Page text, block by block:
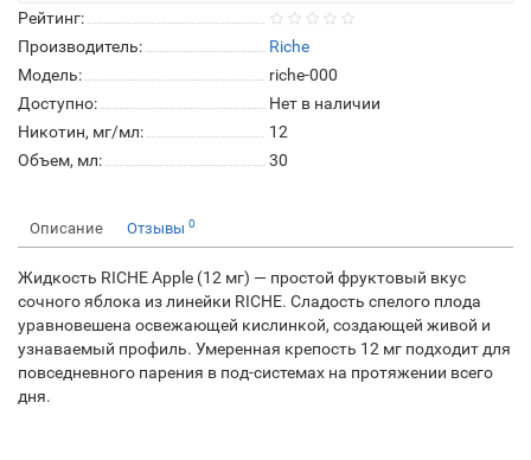
Рейтинг:
Производитель:
Riche
Модель:
riche-000
Доступно:
Нет в наличии
Никотин, мг/мл:
12
Объем, мл:
30
Описание Отзывы 0
Жидкость RICHE Apple (12 мг) — простой фруктовый вкус
сочного яблока из линейки RICHE. Сладость спелого плода
уравновешена освежающей кислинкой, создающей живой и
узнаваемый профиль. Умеренная крепость 12 мг подходит для
повседневного парения в под-системах на протяжении всего
дня.